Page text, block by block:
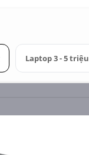
Laptop 3 - 5 triệu